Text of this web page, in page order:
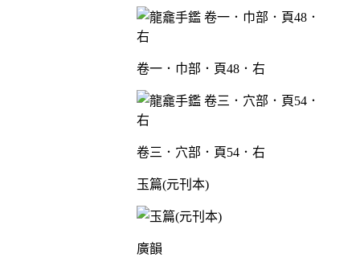
卷一．巾部．頁48．右
卷三．穴部．頁54．右
玉篇(元刊本)
廣韻